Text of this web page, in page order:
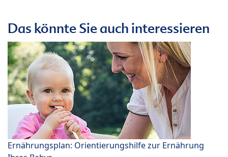
Das könnte Sie auch interessieren
Ernährungsplan: Orientierungshilfe zur Ernährung